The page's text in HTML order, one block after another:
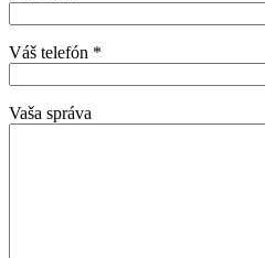
Váš telefón *
Vaša správa